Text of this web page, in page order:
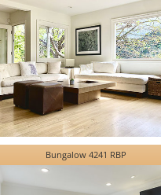
Bungalow 4241 RBP